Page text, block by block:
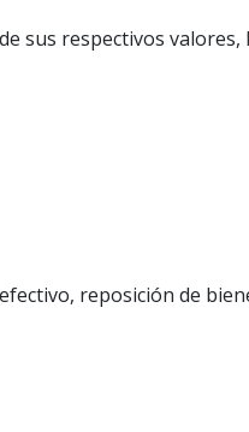
sus respectivos
reposición de